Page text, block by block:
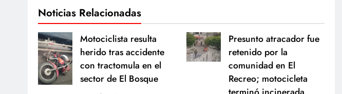
Noticias Relacionadas
Motociclista resulta
herido tras accidente
con tractomula en el
sector de El Bosque
Presunto atracador fue
retenido por la
comunidad en El
Recreo; motocicleta